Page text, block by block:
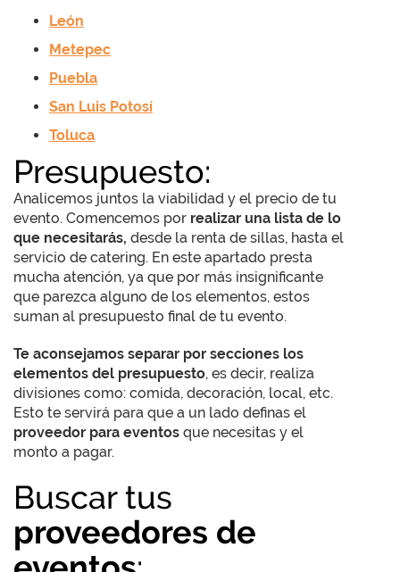
León
Metepec
Puebla
San Luis Potosí
Toluca
Presupuesto:
Analicemos juntos la viabilidad y el precio de tu
evento. Comencemos por realizar una lista de lo
que necesitarás, desde la renta de sillas, hasta el
servicio de catering. En este apartado presta
mucha atención, ya que por más insignificante
que parezca alguno de los elementos, estos
suman al presupuesto final de tu evento.
Te aconsejamos separar por secciones los
elementos del presupuesto, es decir, realiza
divisiones como: comida, decoración, local, etc.
Esto te servirá para que a un lado definas el
proveedor para eventos que necesitas y el
monto a pagar.
Buscar tus
proveedores de